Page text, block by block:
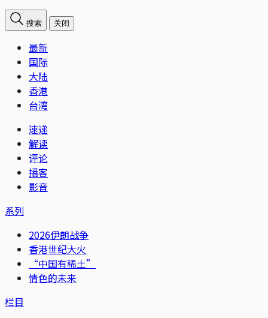
搜索 关闭
最新
国际
大陆
香港
台湾
速递
解读
评论
播客
影音
系列
2026伊朗战争
香港世纪大火
“中国有稀土”
情色的未来
栏目